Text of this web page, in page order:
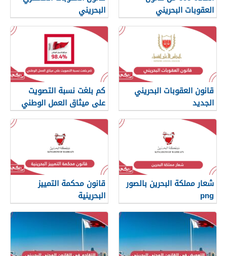
العقوبات البحريني
البحريني
قانون العقوبات البحريني
الجديد
كم بلغت نسبة التصويت
على ميثاق العمل الوطني
شعار مملكة البحرين بالصور
png
قانون محكمة التمييز
البحرينية